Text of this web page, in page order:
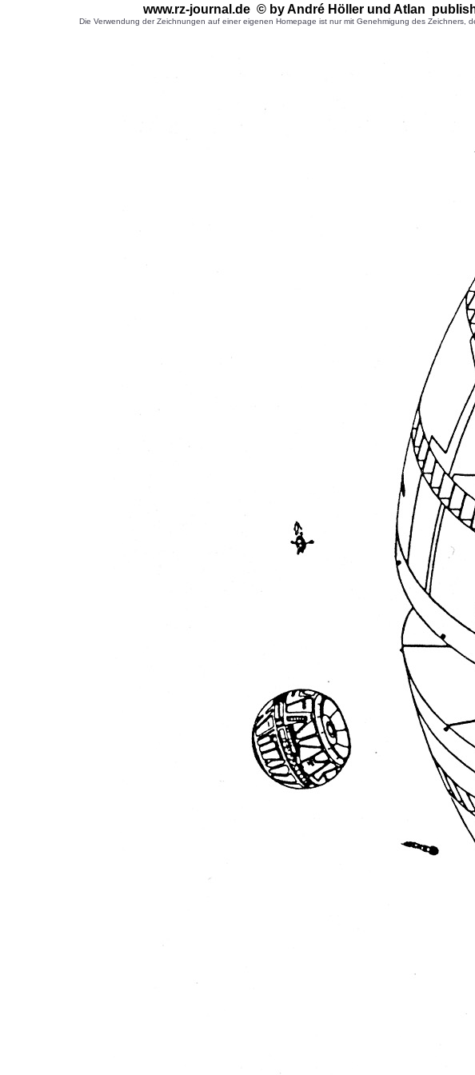
www.rz-journal.de © by André Höller und Atlan
Die Verwendung der Zeichnungen auf einer eigenen Homepage ist nur mit Genehmigung des